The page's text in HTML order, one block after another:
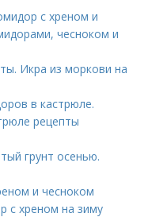
с хреном и
чесноком и
Икра из моркови на
в кастрюле.
рецепты
грунт осенью.
и чесноком
с хреном на зиму